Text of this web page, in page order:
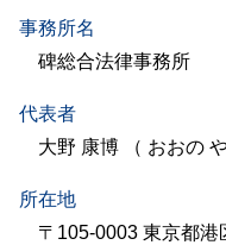
事務所名
碑総合法律事務所
代表者
大野 康博 （ おおの
所在地
〒105-0003 東京都